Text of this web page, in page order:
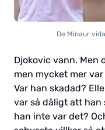
De Minaur
Djokovic vann. Men
men mycket mer
Var han skadad?
var så dåligt att han
han inte var det?